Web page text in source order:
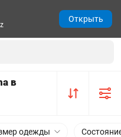
в
одежды
Открыть